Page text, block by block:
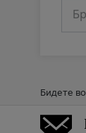
Бидете